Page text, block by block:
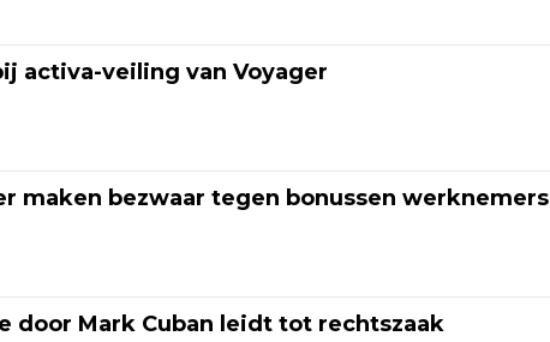
activa-veiling van Voyager
maken bezwaar tegen bonussen werknemers
door Mark Cuban leidt tot rechtszaak